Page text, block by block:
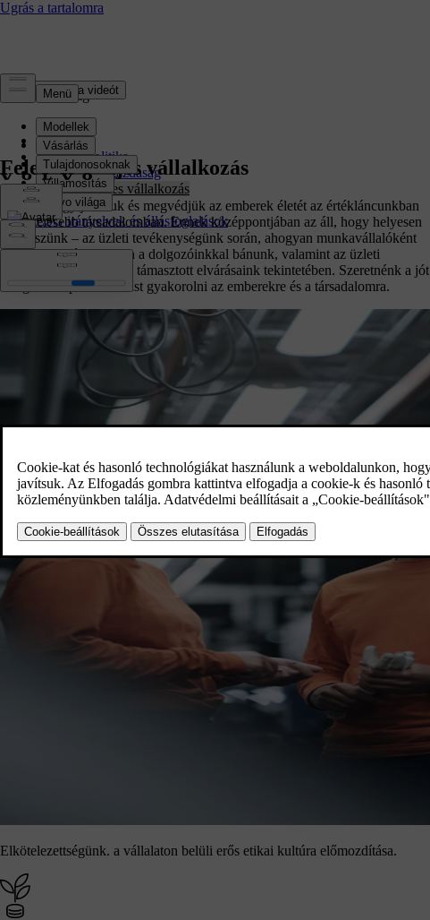
Fenntarthatóság
Áttekintés
Éghajlat-politika
Körforgásos gazdaság
Felelősségteljes vállalkozás
Irányítás
ESG irányelvek és állásfoglalások
Felelősségteljes vállalkozás
Célunk, hogy javítsuk és megvédjük az emberek életét az értékláncunkban
és a szélesebb társadalomban. Ennek középpontjában az áll, hogy helyesen
cselekszünk – az üzleti tevékenységünk során, ahogyan munkavállalóként
viselkedünk és ahogyan a dolgozóinkkal bánunk, valamint az üzleti
partnereinkkel szemben támasztott elvárásaink tekintetében. Szeretnénk a jót
szolgálni és pozitív hatást gyakorolni az emberekre és a társadalomra.
Elkötelezettségünk. a vállalaton belüli erős etikai kultúra előmozdítása.
tekintse meg a videót